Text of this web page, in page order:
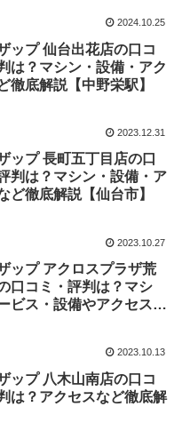
2024.10.25
ップ 仙台出花店の口コ
は？マシン・設備・アク
徹底解説【中野栄駅】
2023.12.31
ップ 長町五丁目店の口
判は？マシン・設備・ア
ど徹底解説【仙台市】
2023.10.27
ップ アクロスプラザ荒
口コミ・評判は？マシ
ビス・設備やアクセスな
2023.10.13
ップ 八木山南店の口コ
は？アクセスなど徹底解